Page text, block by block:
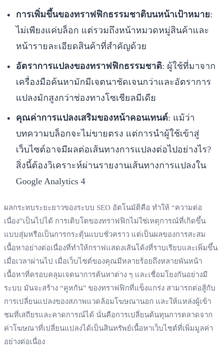
การเพิ่มขึ้นของทราฟฟิกธรรมชาติบนหน้าเป้าหมาย:
ไม่เพียงแค่บล็อก แต่รวมถึงหน้าหมวดหมู่สินค้าและ
หน้ารายละเอียดสินค้าที่สำคัญด้วย
อัตราการแปลงของทราฟฟิกธรรมชาติ: ผู้ใช้ที่มาจาก
เครื่องมือค้นหามักมีเจตนาชัดเจนกว่าและอัตราการ
แปลงมักสูงกว่าช่องทางโซเชียลมีเดีย
คุณค่าการแปลงเสริมของหน้าคอนเทนต์: แม้ว่า
บทความบล็อกจะไม่ขายตรง แต่การนำผู้ใช้เข้าสู่
เว็บไซต์อาจมีผลต่อเส้นทางการแปลงต่อไปอย่างไร?
สิ่งนี้ต้องวิเคราะห์ผ่านรายงานเส้นทางการแปลงใน
Google Analytics 4
ผลกระทบระยะยาวของระบบ SEO อัตโนมัติคือ ทำให้ “ความต่อ
เนื่อง”เป็นไปได้ การเติบโตของทราฟฟิกไม่ใช่เหตุการณ์ที่เกิดขึ้น
แบบสุ่มหรือเป็นการกระตุ้นแบบชั่วคราว แต่เป็นผลของการสะสม
เนื้อหาอย่างต่อเนื่องที่ทำให้กราฟแสดงเส้นโค้งที่ราบเรียบและเพิ่มขึ้น
เมื่อเวลาผ่านไป เมื่อเว็บไซต์ของคุณมีหลายร้อยถึงหลายพันหน้า
เนื้อหาที่ครอบคลุมเจตนาการค้นหาต่าง ๆ และเชื่อมโยงกันอย่างมี
ระบบ มันจะสร้าง “คูหกัน” ของทราฟฟิกที่แข็งแกร่ง สามารถต่อสู้กับ
การเปลี่ยนแปลงของสภาพแวดล้อมโฆษณานอก และให้แหล่งผู้เข้า
ชมที่เสถียรและคาดการณ์ได้ นั่นคือการเปลี่ยนต้นทุนการตลาดจาก
ค่าโฆษณาที่เปลี่ยนแปลงได้เป็นสินทรัพย์เนื้อหาเว็บไซต์ที่เพิ่มมูลค่า
อย่างต่อเนื่อง